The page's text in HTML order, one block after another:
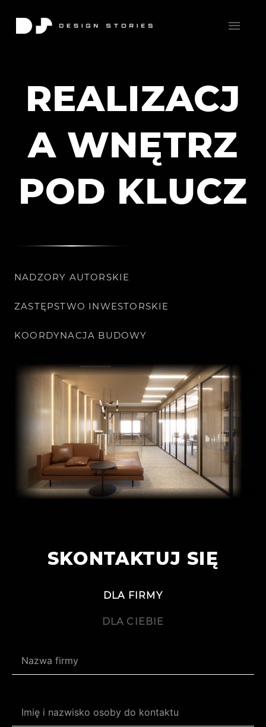
REALIZACJ
A WNĘTRZ
POD KLUCZ
NADZORY AUTORSKIE
ZASTĘPSTWO INWESTORSKIE
KOORDYNACJA BUDOWY
SKONTAKTUJ SIĘ
DLA FIRMY
DLA CIEBIE